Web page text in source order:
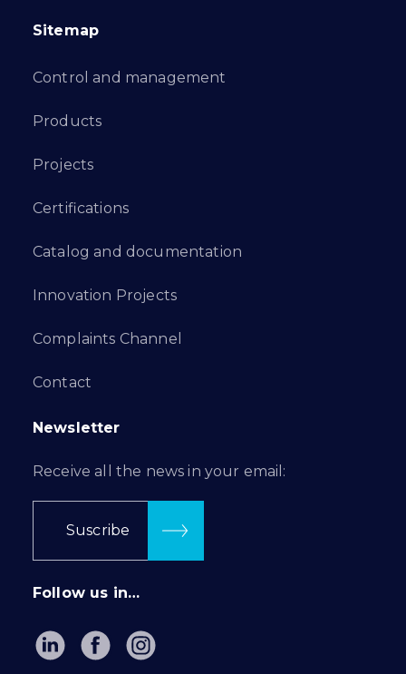
Sitemap
Control and management
Products
Projects
Certifications
Catalog and documentation
Innovation Projects
Complaints Channel
Contact
Newsletter
Receive all the news in your email:
Suscribe
Follow us in…